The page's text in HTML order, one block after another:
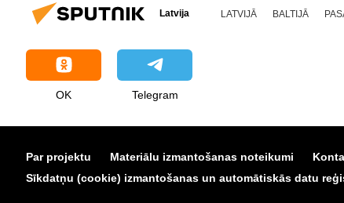
Latvija LATVIJĀ BALTIJĀ
OK Telegram
Par projektu Materiālu izmantošanas noteikumi
Sīkdatņu (cookie) izmantošanas un automātiskās datu